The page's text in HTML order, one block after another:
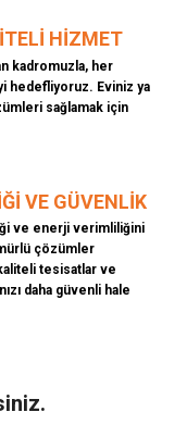
HIZMET
kadromuzla, her
hedefliyoruz. Eviniz ya
sağlamak için
VE GÜVENLIK
ve enerji verimliliğini
çözümler
tesisatlar ve
daha güvenli hale